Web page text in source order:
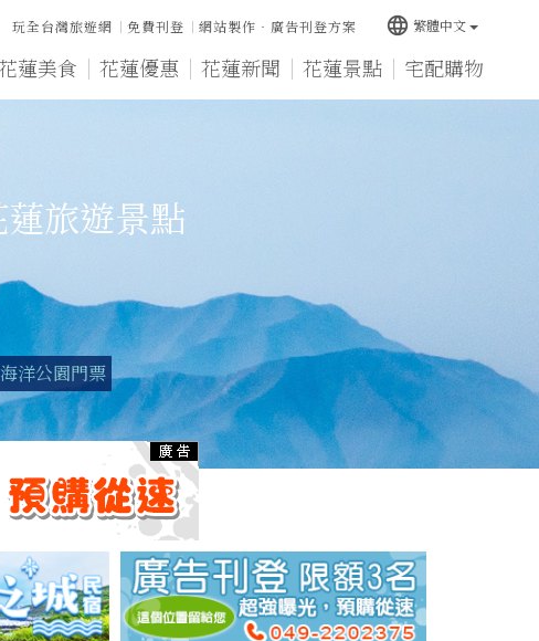
蓮美食 花蓮優惠 花蓮新聞 花蓮景點 宅配購物
玩全台灣旅遊網 免費刊登 網站製作‧廣告刊登方案 language 繁體中文
旅遊景點
洋公園門票